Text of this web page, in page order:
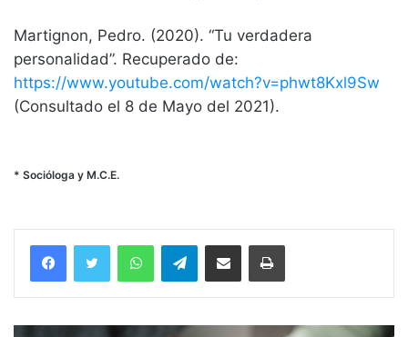
Martignon, Pedro. (2020). “Tu verdadera
personalidad”. Recuperado de:
https://www.youtube.com/watch?v=phwt8Kxl9Sw
(Consultado el 8 de Mayo del 2021).
* Socióloga y M.C.E.
WhatsAppTelegramCompartir vía email Imprimir